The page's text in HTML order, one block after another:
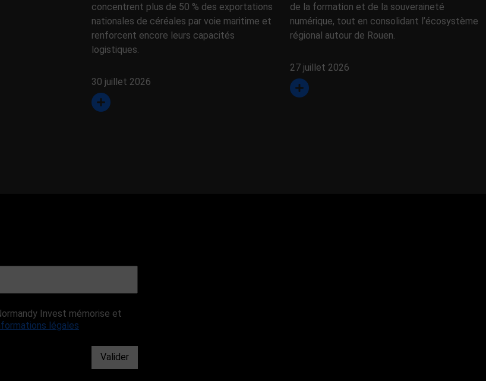
concentrent plus de 50 % des exportations
nationales de céréales par voie maritime et
renforcent encore leurs capacités
logistiques.
30 juillet 2026
de la formation et de la souveraineté
numérique, tout en consolidant l’écosystème
régional autour de Rouen.
27 juillet 2026
Invest mémorise et
légales
Valider